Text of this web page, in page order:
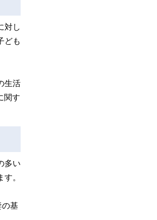
対し
ども
生活
関す
多い
。
の基